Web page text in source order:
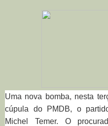
Uma nova bomba, nesta
cúpula do PMDB, o
Michel Temer. O